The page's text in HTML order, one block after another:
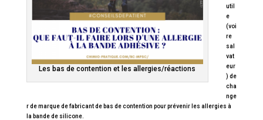
Les bas de contention et les allergies/réactions
util
e
(voi
re
sal
vat
eur
) de
cha
nge
r de marque de fabricant de bas de contention pour prévenir les allergies à
la bande de silicone.